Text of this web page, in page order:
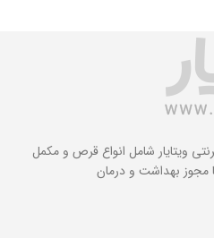
ویتایار شامل انواع قرص و مکمل
مجوز بهداشت و درمان